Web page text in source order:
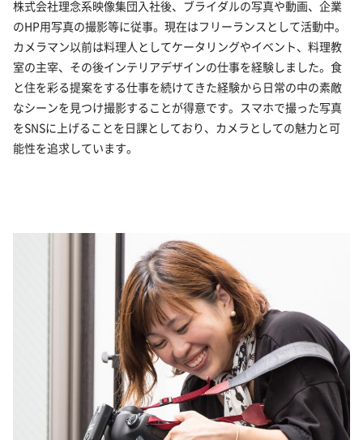
株式会社理念系映像集団入社後、ブライダルの写真や動画、企業
のHP用写真の撮影等に従事。現在はフリーランスとして活動中。
カメラマン以前は料理人としてケータリングやイベント、料理教
室の主宰、その後インテリアデザインの仕事を経験しました。食
と住を彩る提案をする仕事を続けてきた経験から日常の中の素敵
なシーンを見つけ撮影することが得意です。スマホで撮った写真
をSNSに上げることを日課としており、カメラとしての魅力と可
能性を追求しています。